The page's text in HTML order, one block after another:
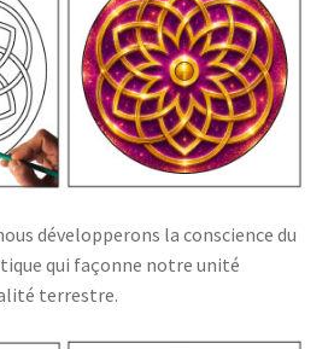
développerons la conscience du
qui façonne notre unité
terrestre.